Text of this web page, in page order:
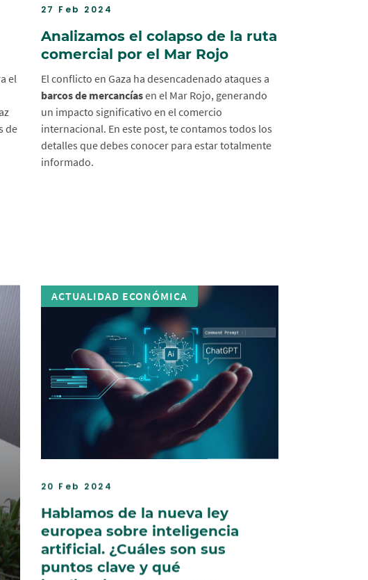
el
de
27 Feb 2024
Analizamos el colapso de la ruta
comercial por el Mar Rojo
El conflicto en Gaza ha desencadenado ataques a
barcos de mercancíasen el Mar Rojo, generando
un impacto significativo en el comercio
internacional. En este post, te contamos todos los
detalles que debes conocer para estar totalmente
informado.
ACTUALIDAD ECONÓMICA
20 Feb 2024
Hablamos de la nueva ley
europea sobre inteligencia
artificial. ¿Cuáles son sus
puntos clave y qué